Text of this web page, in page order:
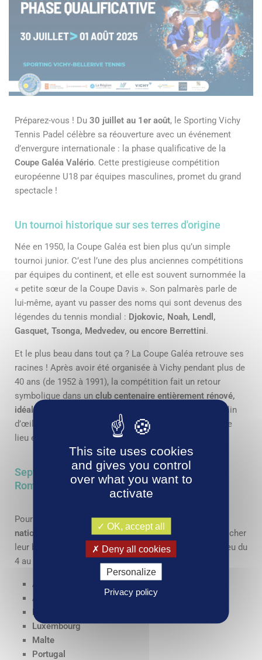
Préparez-vous ! Du 30 juillet au 1er août, le Sporting Vichy
Tennis Padel célèbre sa réouverture avec un événement
d’envergure internationale : la phase qualificative de la
Coupe Galéa Valério. Cette prestigieuse compétition
européenne U18 par équipes masculines, promet du grand
spectacle !
Un tournoi historique sur ses terres d'origine
Née en 1950, la Coupe Galéa est bien plus qu’un simple
tournoi junior. C’est l’une des plus anciennes compétitions
par équipes du continent, et elle est souvent surnommée la
« petite sœur de la Coupe Davis ». Son palmarès parle de
lui-même, ayant vu passer des noms qui sont devenus des
légendes du tennis mondial : Djokovic, Noah, Lendl,
Gasquet, Tsonga, Medvedev, ou encore Berrettini.
Et le plus beau dans tout ça ? La Coupe Galéa retrouve ses
racines ! Après avoir été organisée à Vichy pendant plus de
40 ans (de 1952 à 1991), la compétition fait un retour
symbolique dans un club centenaire entièrement rénové,
idéalement situé au bord de l’Allier
. C’est un véritable clin
d’œil à l’histoire et une nouvelle page qui s’écrit pour ce
lieu emblématique du tennis français.
Sept nations en quête de la qualification pour
Rome
Pour cette phase qualificative décisive,sept équipes
nationales
vont s’affronter avec un seul objectif : décrocher
leur billet pour la finale européenne à Rome, qui aura lieu du
4 au 6 août. Les nations en lice sont :
Andorre
Autriche
France
Luxembourg
Malte
Portugal
This site uses cookies
and gives you control
over what you want to
activate
OK, accept all
Deny all cookies
Personalize
Privacy policy